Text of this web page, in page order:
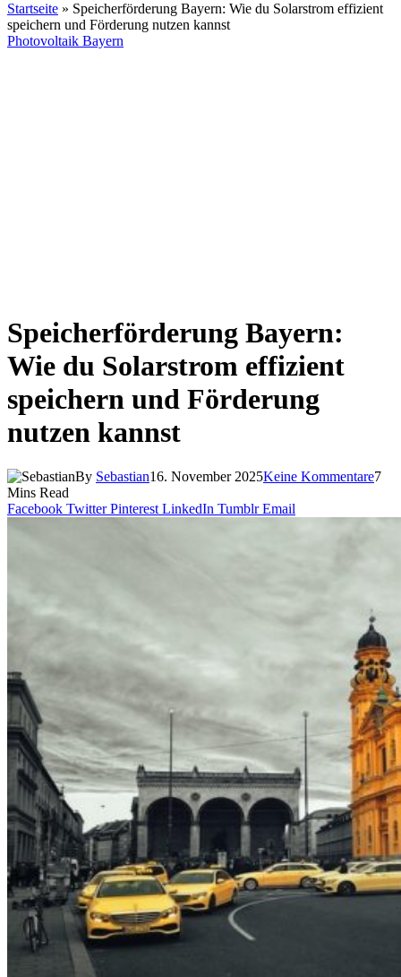
Startseite » Speicherförderung Bayern: Wie du Solarstrom effizient
speichern und Förderung nutzen kannst
Photovoltaik Bayern
Speicherförderung Bayern:
Wie du Solarstrom effizient
speichern und Förderung
nutzen kannst
By Sebastian16. November 2025Keine Kommentare7
Mins Read
Facebook Twitter Pinterest LinkedIn Tumblr Email